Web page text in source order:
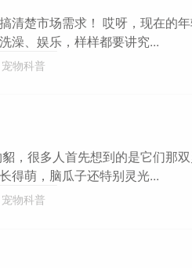
清楚市场需求！ 哎呀，现在的
澡、娱乐，样样都要讲究...
宠物科普
，很多人首先想到的是它们那
得萌，脑瓜子还特别灵光...
宠物科普